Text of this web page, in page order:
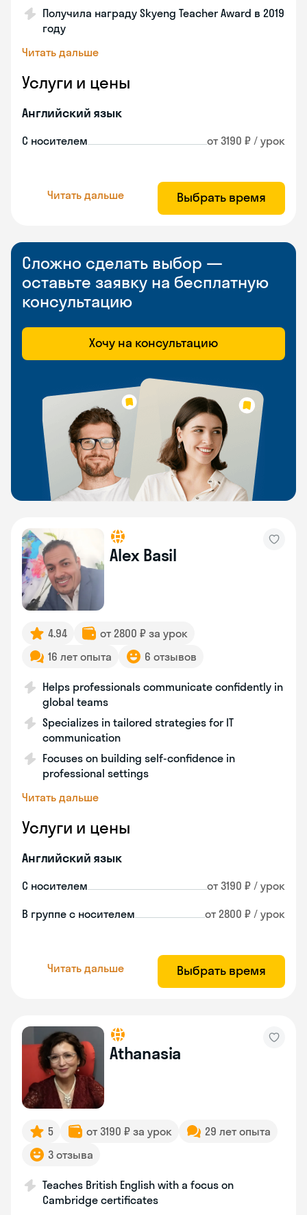
Получила награду Skyeng Teacher Award в 2019
году
Читать дальше
Услуги и цены
Английский язык
С носителем от 3190 ₽ / урок
Читать дальше Выбрать время
Сложно сделать выбор —
оставьте заявку на бесплатную
консультацию
Хочу на консультацию
Alex Basil
4.94
от 2800 ₽ за урок
16 лет опыта
6 отзывов
Helps professionals communicate confidently in
global teams
Specializes in tailored strategies for IT
communication
Focuses on building self-confidence in
professional settings
Читать дальше
Услуги и цены
Английский язык
С носителем от 3190 ₽ / урок
В группе с носителем от 2800 ₽ / урок
Читать дальше Выбрать время
Athanasia
5 от 3190 ₽ за урок
29 лет опыта
3 отзыва
Teaches British English with a focus on
Cambridge certificates